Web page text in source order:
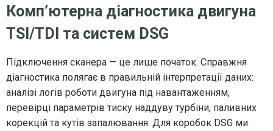
Комп’ютерна діагностика двигуна
TSI/TDI та систем DSG
Підключення сканера — це лише початок. Справжня
діагностика полягає в правильній інтерпретації даних:
аналізі логів роботи двигуна під навантаженням,
перевірці параметрів тиску наддуву турбіни, паливних
корекцій та кутів запалювання. Для коробок DSG ми